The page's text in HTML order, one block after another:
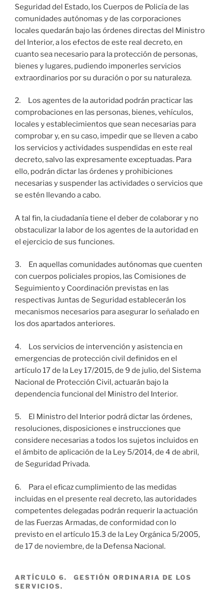
Seguridad del Estado, los Cuerpos de Policía de las
comunidades autónomas y de las corporaciones
locales quedarán bajo las órdenes directas del Ministro
del Interior, a los efectos de este real decreto, en
cuanto sea necesario para la protección de personas,
bienes y lugares, pudiendo imponerles servicios
extraordinarios por su duración o por su naturaleza.
2. Los agentes de la autoridad podrán practicar las
comprobaciones en las personas, bienes, vehículos,
locales y establecimientos que sean necesarias para
comprobar y, en su caso, impedir que se lleven a cabo
los servicios y actividades suspendidas en este real
decreto, salvo las expresamente exceptuadas. Para
ello, podrán dictar las órdenes y prohibiciones
necesarias y suspender las actividades o servicios que
se estén llevando a cabo.
A tal fin, la ciudadanía tiene el deber de colaborar y no
obstaculizar la labor de los agentes de la autoridad en
el ejercicio de sus funciones.
3. En aquellas comunidades autónomas que cuenten
con cuerpos policiales propios, las Comisiones de
Seguimiento y Coordinación previstas en las
respectivas Juntas de Seguridad establecerán los
mecanismos necesarios para asegurar lo señalado en
los dos apartados anteriores.
4. Los servicios de intervención y asistencia en
emergencias de protección civil definidos en el
artículo 17 de la Ley 17/2015, de 9 de julio, del Sistema
Nacional de Protección Civil, actuarán bajo la
dependencia funcional del Ministro del Interior.
5. El Ministro del Interior podrá dictar las órdenes,
resoluciones, disposiciones e instrucciones que
considere necesarias a todos los sujetos incluidos en
el ámbito de aplicación de la Ley 5/2014, de 4 de abril,
de Seguridad Privada.
6. Para el eficaz cumplimiento de las medidas
incluidas en el presente real decreto, las autoridades
competentes delegadas podrán requerir la actuación
de las Fuerzas Armadas, de conformidad con lo
previsto en el artículo 15.3 de la Ley Orgánica 5/2005,
de 17 de noviembre, de la Defensa Nacional.
ARTÍCULO 6. GESTIÓN ORDINARIA DE LOS
SERVICIOS.